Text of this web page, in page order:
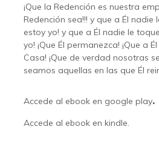
¡Que la Redención es nuestra
Redención sea!!! y que a Él nadie
estoy yo! y que a Él nadie le
yo! ¡Que Él permanezca! ¡Que a
Casa! ¡Que de verdad nosotras
seamos aquellas en las que Él
Accede al ebook en google play.
Accede al ebook en kindle.